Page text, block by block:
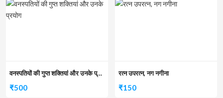
वनस्पतियों की गुप्त शक्तियां और उनके प्रयोग
₹500
रत्न उपरत्न, नग नगीना
₹150